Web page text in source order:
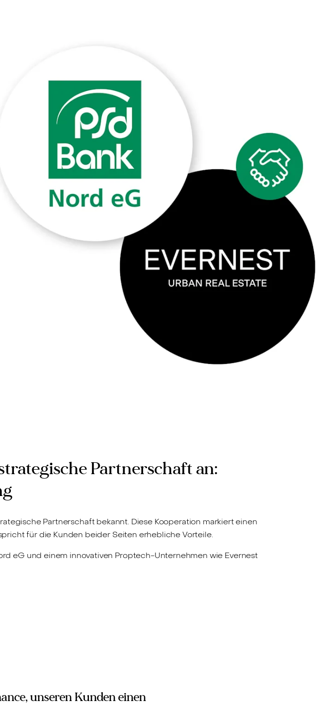
Partnerschaft an:
Partnerschaft bekannt. Diese Kooperation markiert einen
für die Kunden beider Seiten erhebliche Vorteile.
eG und einem innovativen Proptech-Unternehmen wie Evernest
unseren Kunden einen